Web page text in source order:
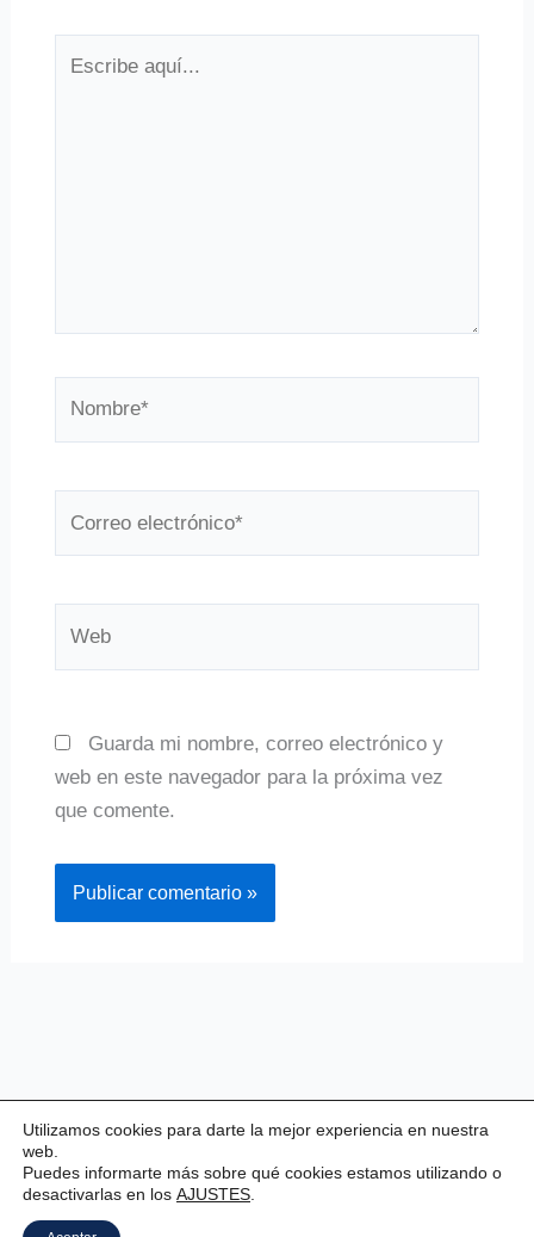
Guarda mi nombre, correo electrónico y
web en este navegador para la próxima vez
que comente.
Utilizamos cookies para darte la mejor experiencia en nuestra
web.
Puedes informarte más sobre qué cookies estamos utilizando o
desactivarlas en los AJUSTES